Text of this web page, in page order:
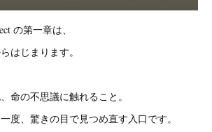
の第一章は、
はじまります。
命の不思議に触れること。
度、驚きの目で見つめ直す入口です。